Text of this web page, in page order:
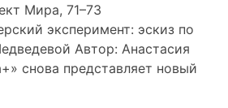
Мира, 71–73
эксперимент: эскиз по
Автор: Анастасия
снова представляет новый